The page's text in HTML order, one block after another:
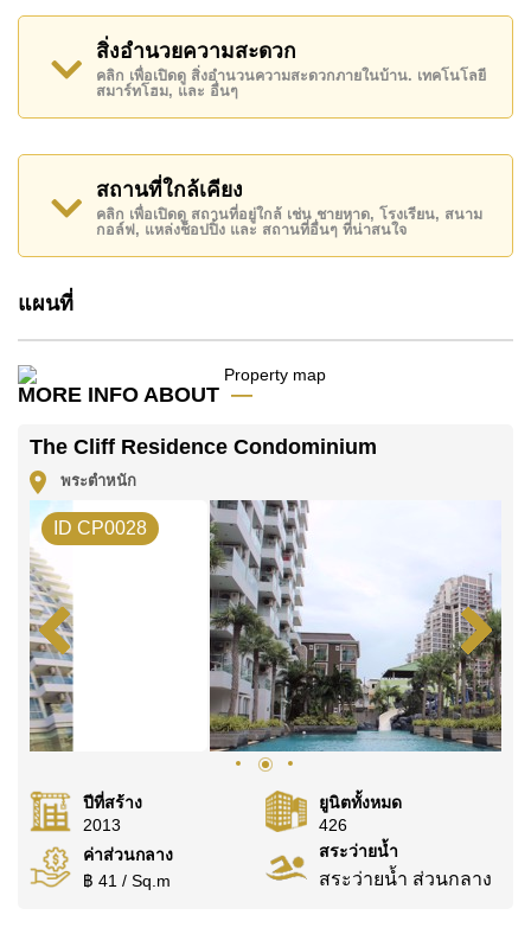
The Cliff Residence Condominium มีสิ่งอำนวยความ
สะดวกส่วนกลาง ได้แก่ สไลเดอร์, ฟิสเนส, สนามเด็กเล่น,
รปภ.24ชม.
สถานที่สำคัญใกล้ The Cliff Residence Condominium
ได้แก่: เดินทางไปชายหาดได้ง่าย, ไกล้เคียงรถประจำทาง
, ตลาดน้ำสี่ภาคพัทยา, พัทยาปาร์ค , เอเชีย 9 หลุม กอล์ฟ
, รพ.กรุงเทพจอมเทียน, โรงพยาบาลเมืองพัทยา
อสังหาริมทรัพย์นี้มีไว้สำหรับขายในราคา ฿ 2,490,000
บาท คิดเป็น ฿ 65,526 บาทต่อตารางเมตร และยังมีให้เช่า
ในราคา ฿ 14,000 บาท
โฆษณาเป็นราคาสำหรับสัญญาเช่า 1 ปี และต้องวางเงิน
โฉนดที่ดินของอสังหาริมทรัพย์นี้อยู่ภายใต้กรรมสิทธิ์ ชื่อ
ไทย
ค้นพบโอกาสในการทำให้ที่อยู่อาศัยนี้เป็นบ้านในฝันของ
คุณ!
ติดต่อ Cornerstone Real Estate โทร +6638411250
หรือ อีเมล
info@cornerstone.co.th
WhatsApp ของสำนักงาน:+66807945904และ LINE:
@cornerstonepattaya
สิ่งอำนวยความสะดวก
คลิก เพื่อเปิดดู สิ่งอำนวนความสะดวกภายในบ้าน. เทคโนโลยี
สมาร์ทโฮม, และ อื่นๆ
สถานที่ใกล้เคียง
คลิก เพื่อเปิดดู สถานที่อยู่ใกล้ เช่น ชายหาด, โรงเรียน, สนาม
กอล์ฟ, แหล่งช็อปปิ้ง และ สถานที่อื่นๆ ที่น่าสนใจ
แผนที่
MORE INFO ABOUT
The Cliff Residence Condominium
พระตำหนัก
ID CP0028
ปีที่สร้าง
2013
ยูนิตทั้งหมด
426
ค่าส่วนกลาง
฿ 41 / Sq.m
สระว่ายน้ำ
สระว่ายน้ำ ส่วนกลาง